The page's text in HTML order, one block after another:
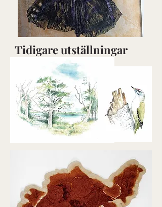
Tidigare utställningar